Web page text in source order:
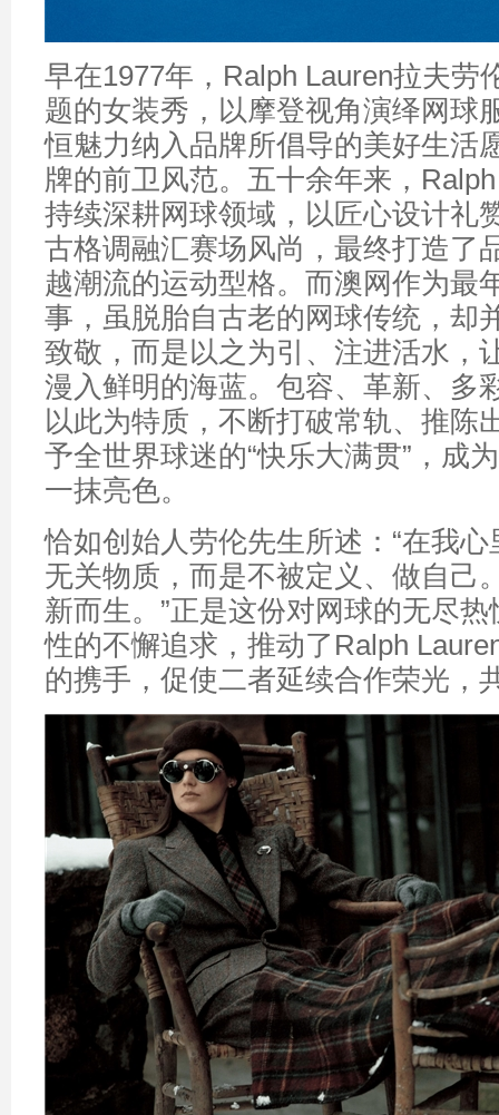
早在1977年，Ralph Lauren拉夫劳
题的女装秀，以摩登视角演绎网球
恒魅力纳入品牌所倡导的美好生活
牌的前卫风范。五十余年来，
持续深耕网球领域，以匠心设计礼
古格调融汇赛场风尚，最终打造了
越潮流的运动型格。而澳网作为最
事，虽脱胎自古老的网球传统，却
致敬，而是以之为引、注进活水，
漫入鲜明的海蓝。包容、革新、
以此为特质，不断打破常轨、推陈
予全世界球迷的“快乐大满贯”，成
一抹亮色。
恰如创始人劳伦先生所述：“在我
无关物质，而是不被定义、做自己
新而生。”正是这份对网球的无尽
性的不懈追求，推动了Ralph
的携手，促使二者延续合作荣光，